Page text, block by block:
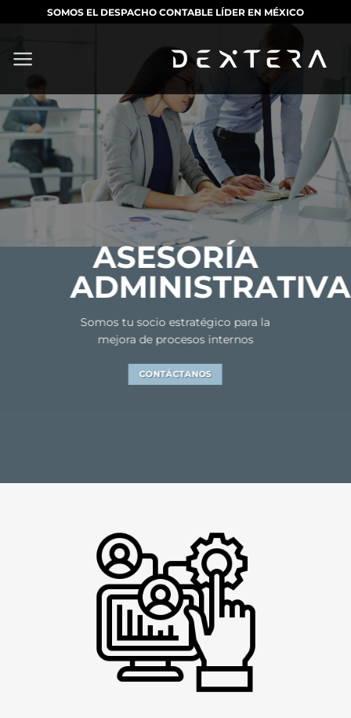
al
contenido
SOMOS EL DESPACHO CONTABLE LÍDER EN MÉXICO
ASESORÍA
ADMINISTRATIVA
Somos tu socio estratégico para la
mejora de procesos internos
CONTÁCTANOS